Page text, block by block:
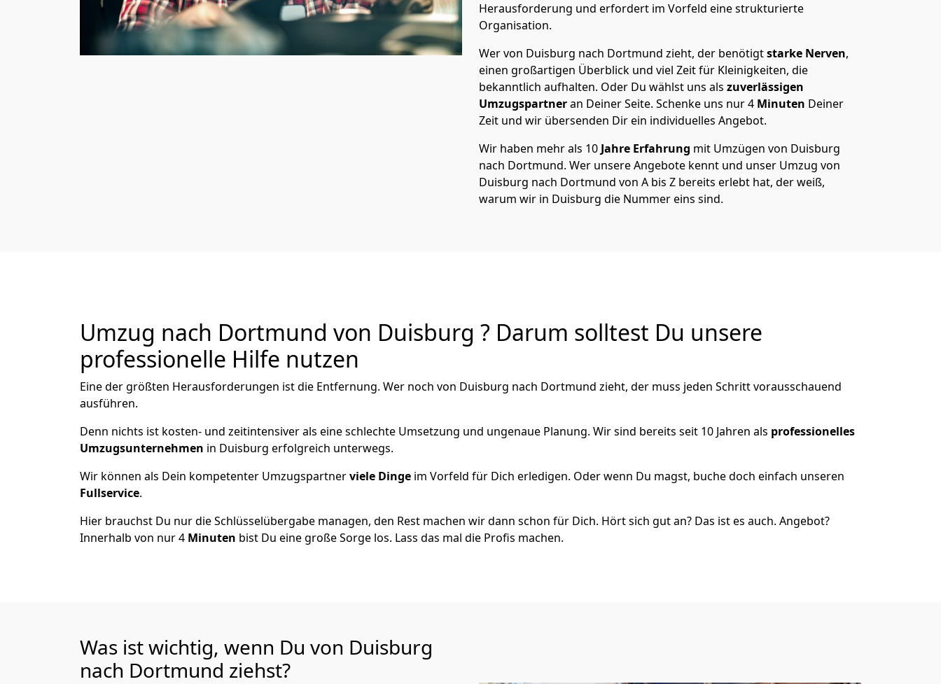
Herausforderung und erfordert im Vorfeld eine strukturierte
Organisation.
Wer von Duisburg nach Dortmund zieht, der benötigtstarke Nerven,
einen großartigen Überblick und viel Zeit für Kleinigkeiten, die
bekanntlich aufhalten. Oder Du wählst uns als zuverlässigen
Umzugspartneran Deiner Seite. Schenke uns nur4 Minuten Deiner
Zeit und wir übersenden Dir ein individuelles Angebot.
Wir haben mehr als 10 Jahre Erfahrung mit Umzügen von Duisburg
nach Dortmund. Wer unsere Angebote kennt und unser Umzug von
Duisburg nach Dortmund von A bis Z bereits erlebt hat, der weiß,
warum wir in Duisburg die Nummer eins sind.
Umzug nach Dortmund von Duisburg ? Darum solltest Du unsere
professionelle Hilfe nutzen
Eine der größten Herausforderungen ist die Entfernung. Wer noch von Duisburg nach Dortmund zieht, der muss jeden Schritt vorausschauend
ausführen.
Denn nichts ist kosten- und zeitintensiver als eine schlechte Umsetzung und ungenaue Planung. Wir sind bereits seit 10 Jahren als professionelles
Umzugsunternehmen in Duisburg erfolgreich unterwegs.
Wir können als Dein kompetenter Umzugspartnerviele Dinge im Vorfeld für Dich erledigen. Oder wenn Du magst, buche doch einfach unseren
Fullservice.
Hier brauchst Du nur die Schlüsselübergabe managen, den Rest machen wir dann schon für Dich. Hört sich gut an? Das ist es auch. Angebot?
Innerhalb von nur 4 Minuten bist Du eine große Sorge los. Lass das mal die Profis machen.
Was ist wichtig, wenn Du von Duisburg
nach Dortmund ziehst?